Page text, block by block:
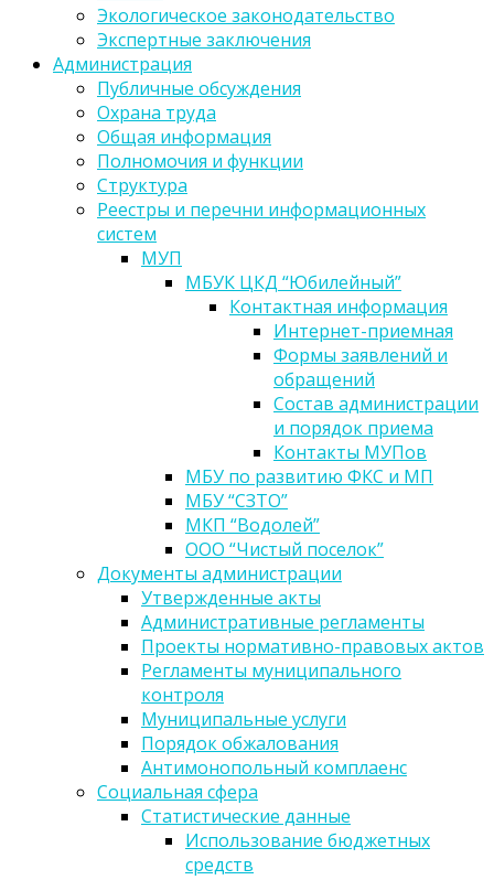
Экологическое законодательство
Экспертные заключения
Администрация
Публичные обсуждения
Охрана труда
Общая информация
Полномочия и функции
Структура
Реестры и перечни информационных
систем
МУП
МБУК ЦКД “Юбилейный”
Контактная информация
Интернет-приемная
Формы заявлений и
обращений
Состав администрации
и порядок приема
Контакты МУПов
МБУ по развитию ФКС и МП
МБУ “СЗТО”
МКП “Водолей”
ООО “Чистый поселок”
Документы администрации
Утвержденные акты
Административные регламенты
Проекты нормативно-правовых актов
Регламенты муниципального
контроля
Муниципальные услуги
Порядок обжалования
Антимонопольный комплаенс
Социальная сфера
Статистические данные
Использование бюджетных
средств